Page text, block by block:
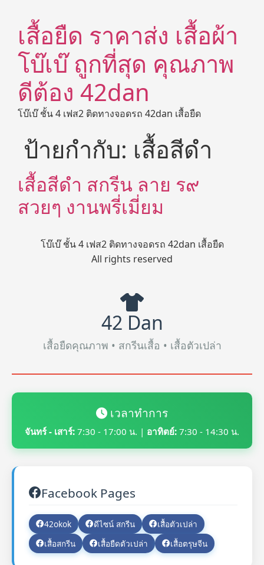
เสื้อยืด ราคาส่ง เสื้อผ้า
โบ๊เบ๊ ถูกที่สุด คุณภาพ
ดีต้อง 42dan
โบ๊เบ๊ ชั้น 4 เฟส2 ติดทางจอดรถ 42dan เสื้อยืด
ป้ายกำกับ: เสื้อสีดำ
เสื้อสีดำ สกรีน ลาย ร๙
สวยๆ งานพรี่เมี่ยม
โบ๊เบ๊ ชั้น 4 เฟส2 ติดทางจอดรถ 42dan เสื้อยืด
All rights reserved
42 Dan
เสื้อยืดคุณภาพ • สกรีนเสื้อ • เสื้อตัวเปล่า
เวลาทำการ
จันทร์ - เสาร์: 7:30 - 17:00 น. | อาทิตย์: 7:30 - 14:30 น.
Facebook Pages
42okok ดีไซน์ สกรีน
เสื้อตัวเปล่า
เสื้อสกรีน
เสื้อยืดตัวเปล่า เสื้อตรุษจีน